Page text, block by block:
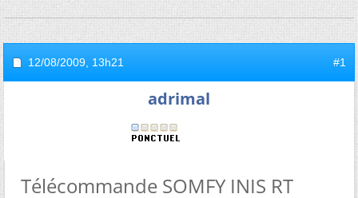
12/08/2009, 13h21 #1
adrimal
Télécommande SOMFY INIS RT